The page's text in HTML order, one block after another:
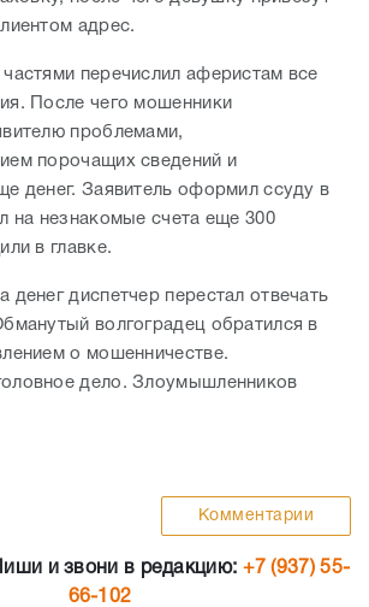
адрес.
перечислил аферистам все
После чего мошенники
проблемами,
порочащих сведений и
денег. Заявитель оформил ссуду в
на незнакомые счета еще 300
в главке.
денег диспетчер перестал отвечать
волгоградец обратился в
о мошенничестве.
дело. Злоумышленников
Комментарии
и звони в редакцию: +7 (937) 55-
66-102